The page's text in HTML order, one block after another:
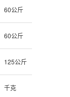
60公斤
60公斤
125公斤
千克